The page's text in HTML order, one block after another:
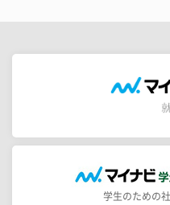
学生のための